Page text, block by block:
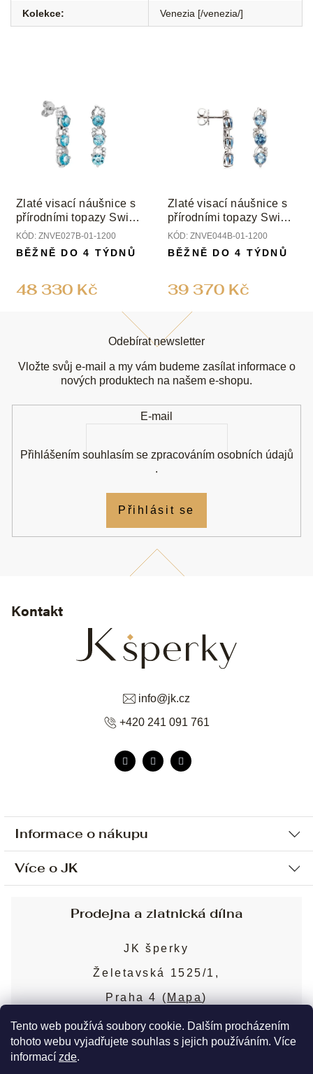
Tento web používá soubory cookie. Dalším procházením
tohoto webu vyjadřujete souhlas s jejich používáním. Více
informací zde.
Kolekce: Venezia [/venezia/]
Zlaté visací náušnice s
přírodními topazy Swiss
a diamanty
KÓD: ZNVE027B-01-1200
48 330 Kč
BĚŽNĚ DO 4 TÝDNŮ
Zlaté visací náušnice s
přírodními topazy Swiss
a diamanty
KÓD: ZNVE044B-01-1200
39 370 Kč
BĚŽNĚ DO 4 TÝDNŮ
Informace o nákupu
Ochrana osobních údajů
Sjednání osobní schůzky
Obchodní podmínky
Puncovní značky
Více o JK
Blog
Nejčastější dotazy
Kontakt
info@jk.cz
+420 241 091 761
Odebírat newsletter
Vložte svůj e-mail a my vám budeme zasílat informace o
nových produktech na našem e-shopu.
E-mail
Přihlášením souhlasím se zpracováním osobních údajů
.
Přihlásit se
Prodejna a zlatnická dílna
JK šperky
Želetavská 1525/1,
Praha 4 (Mapa)
Více o prodejně